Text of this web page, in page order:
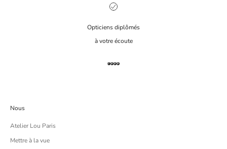
Opticiens diplômés
à votre écoute
Aller à l'élément 1
Aller à l'élément 2
Aller à l'élément 3
Aller à l'élément 4
Nous
Atelier Lou Paris
Mettre à la vue